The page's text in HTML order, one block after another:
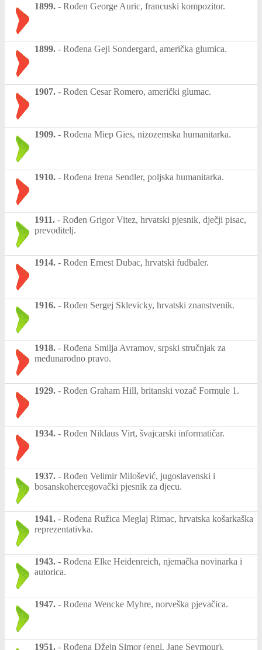
1899. - Rođen George Auric, francuski kompozitor.
1899. - Rođena Gejl Sondergard, američka glumica.
1907. - Rođen Cesar Romero, američki glumac.
1909. - Rođena Miep Gies, nizozemska humanitarka.
1910. - Rođena Irena Sendler, poljska humanitarka.
1911. - Rođen Grigor Vitez, hrvatski pjesnik, dječji pisac,
prevoditelj.
1914. - Rođen Ernest Dubac, hrvatski fudbaler.
1916. - Rođen Sergej Sklevicky, hrvatski znanstvenik.
1918. - Rođena Smilja Avramov, srpski stručnjak za
međunarodno pravo.
1929. - Rođen Graham Hill, britanski vozač Formule 1.
1934. - Rođen Niklaus Virt, švajcarski informatičar.
1937. - Rođen Velimir Milošević, jugoslavenski i
bosanskohercegovački pjesnik za djecu.
1941. - Rođena Ružica Meglaj Rimac, hrvatska košarkaška
reprezentativka.
1943. - Rođena Elke Heidenreich, njemačka novinarka i
autorica.
1947. - Rođena Wencke Myhre, norveška pjevačica.
1951. - Rođena Džejn Simor (engl. Jane Seymour),